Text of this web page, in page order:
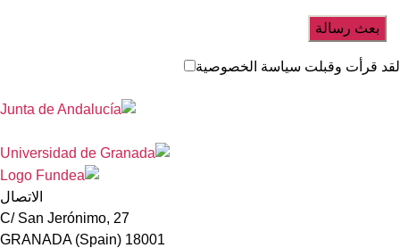
قرأت وقبلت سياسة الخصوصية
الاتصال
C/ San Jerónimo, 27
18001 GRANADA (Spain)